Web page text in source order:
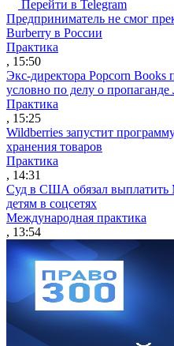
Перейти в Telegram
Предприниматель не смог
Burberry в России
Практика
, 15:50
Экс-директора Popcorn Books
условно по делу о
Практика
, 15:25
Wildberries запустит
хранения товаров
Практика
, 14:31
Суд в США обязал выплатить
детям в соцсетях
Международная практика
, 13:54